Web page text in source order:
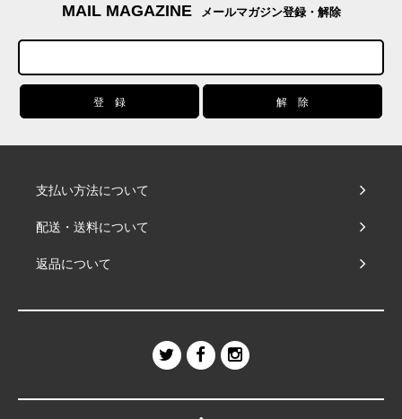
MAIL MAGAZINE メールマガジン登録・解除
支払い方法について
配送・送料について
返品について